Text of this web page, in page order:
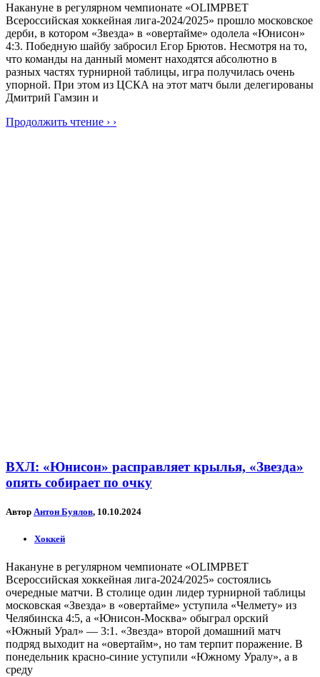
Накануне в регулярном чемпионате «OLIMPBET
Всероссийская хоккейная лига-2024/2025» прошло московское
дерби, в котором «Звезда» в «овертайме» одолела «Юнисон»
4:3. Победную шайбу забросил Егор Брютов. Несмотря на то,
что команды на данный момент находятся абсолютно в
разных частях турнирной таблицы, игра получилась очень
упорной. При этом из ЦСКА на этот матч были делегированы
Дмитрий Гамзин и
Продолжить чтение › ›
ВХЛ: «Юнисон» расправляет крылья, «Звезда»
опять собирает по очку
Автор Антон Буялов, 10.10.2024
Хоккей
Накануне в регулярном чемпионате «OLIMPBET
Всероссийская хоккейная лига-2024/2025» состоялись
очередные матчи. В столице один лидер турнирной таблицы
московская «Звезда» в «овертайме» уступила «Челмету» из
Челябинска 4:5, а «Юнисон-Москва» обыграл орский
«Южный Урал» — 3:1. «Звезда» второй домашний матч
подряд выходит на «овертайм», но там терпит поражение. В
понедельник красно-синие уступили «Южному Уралу», а в
среду